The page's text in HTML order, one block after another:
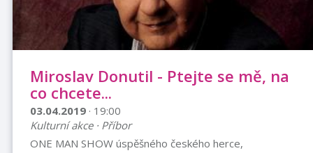
Miroslav Donutil - Ptejte se mě, na
co chcete...
03.04.2019 · 19:00
Kulturní akce · Příbor
ONE MAN SHOW úspěšného českého herce,